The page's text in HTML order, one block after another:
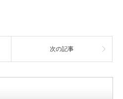
次の記事